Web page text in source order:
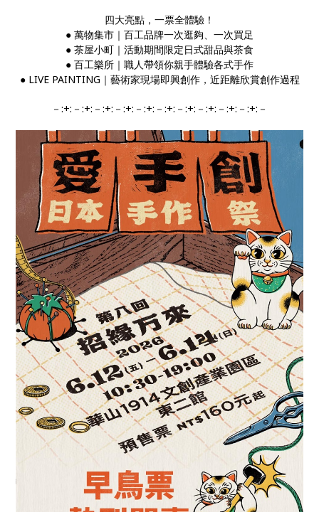
四大亮點，一票全體驗！
●︎ 萬物集市｜百工品牌一次逛夠、一次買足
●︎ 茶屋小町｜活動期間限定日式甜品與茶食
●︎ 百工樂所｜職人帶領你親手體驗各式手作
●︎ LIVE PAINTING｜藝術家現場即興創作，近距離欣賞創作過程
－:+:－:+:－:+:－:+:－:+:－:+:－:+:－:+:－:+:－:+:－